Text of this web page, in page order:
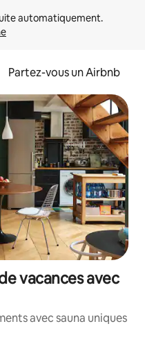
Partez-vous un Airbnb
vacances avec
avec sauna uniques